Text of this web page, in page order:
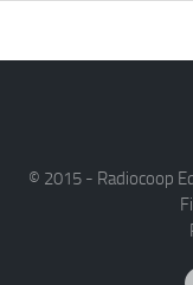
© 2015 - Radiocoop